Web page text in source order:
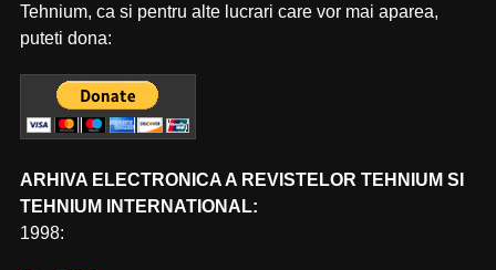
Tehnium, ca si pentru alte lucrari care vor mai aparea,
puteti dona:
ARHIVA ELECTRONICA A REVISTELOR TEHNIUM SI
TEHNIUM INTERNATIONAL:
1998: